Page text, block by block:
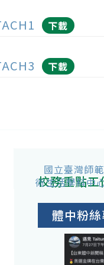
下載
下載
國立臺灣師
術生活學科中
校務重點工
體中粉絲